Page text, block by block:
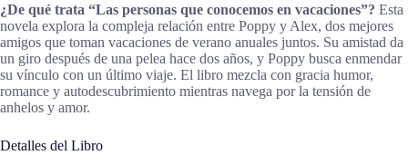
¿De qué trata “Las personas que conocemos en vacaciones”? Esta
novela explora la compleja relación entre Poppy y Alex, dos mejores
amigos que toman vacaciones de verano anuales juntos. Su amistad da
un giro después de una pelea hace dos años, y Poppy busca enmendar
su vínculo con un último viaje. El libro mezcla con gracia humor,
romance y autodescubrimiento mientras navega por la tensión de
anhelos y amor.
Detalles del Libro